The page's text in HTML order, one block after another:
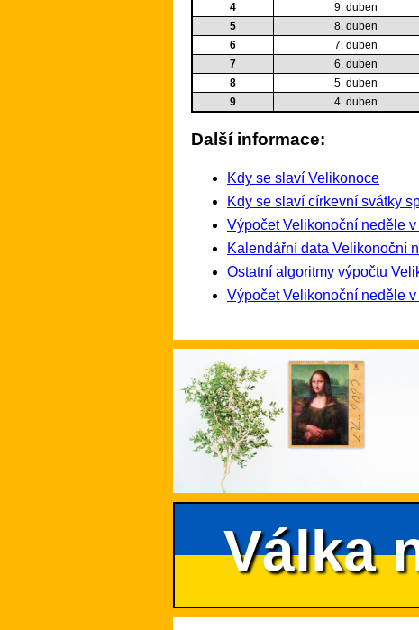
4
9. duben
5
8. duben
6
7. duben
7
6. duben
8
5. duben
9
4. duben
Další informace:
Kdy se slaví Velikonoce
Kdy se slaví církevní svátky
Výpočet Velikonoční neděle
Kalendářní data Velikonoční
Ostatní algoritmy výpočtu
Výpočet Velikonoční neděle
Válka